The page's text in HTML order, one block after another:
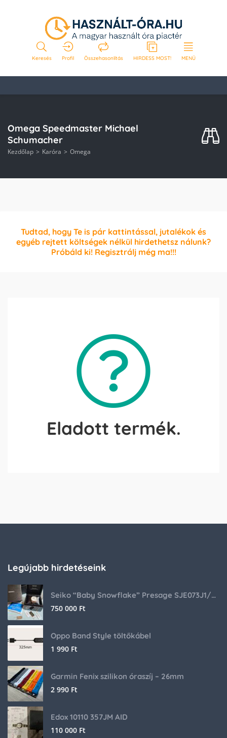
Keresés Profil Összehasonlítás HIRDESS MOST! MENÜ
Omega Speedmaster Michael
Schumacher
Kezdőlap Karóra Omega
Tudtad, hogy Te is pár kattintással, jutalékok és
egyéb rejtett költségek nélkül hirdethetsz nálunk?
Próbáld ki! Regisztrálj még ma!!!
Eladott termék.
Legújabb hirdetéseink
Seiko “Baby Snowflake” Presage SJE073J1/SARA015 Limited Edition
750 000 Ft
Oppo Band Style töltőkábel
1 990 Ft
Garmin Fenix szilikon óraszíj – 26mm
2 990 Ft
Edox 10110 357JM AID
110 000 Ft